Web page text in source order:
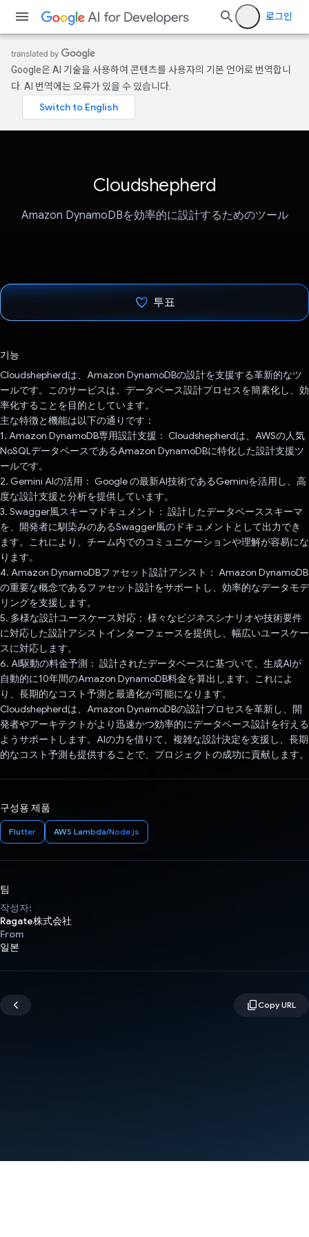
로그인
Google은 AI 기술을 사용하여 콘텐츠를 사용자의 기본 언어로 번역합니
다. AI 번역에는 오류가 있을 수 있습니다.
Cloudshepherd
Amazon DynamoDBを効率的に設計するためのツール
투표
기능
Cloudshepherdは、Amazon DynamoDBの設計を支援する革新的なツ
ールです。このサービスは、データベース設計プロセスを簡素化し、効
率化することを目的としています。
主な特徴と機能は以下の通りです：
1. Amazon DynamoDB専用設計支援： Cloudshepherdは、AWSの人気
NoSQLデータベースであるAmazon DynamoDBに特化した設計支援ツ
ールです。
2. Gemini AIの活用： Google の最新AI技術であるGeminiを活用し、高
度な設計支援と分析を提供しています。
3. Swagger風スキーマドキュメント： 設計したデータベーススキーマ
を、開発者に馴染みのあるSwagger風のドキュメントとして出力でき
ます。これにより、チーム内でのコミュニケーションや理解が容易にな
ります。
4. Amazon DynamoDBファセット設計アシスト： Amazon DynamoDB
の重要な概念であるファセット設計をサポートし、効率的なデータモデ
リングを支援します。
5. 多様な設計ユースケース対応： 様々なビジネスシナリオや技術要件
に対応した設計アシストインターフェースを提供し、幅広いユースケー
スに対応します。
6. AI駆動の料金予測： 設計されたデータベースに基づいて、生成AIが
自動的に10年間のAmazon DynamoDB料金を算出します。これによ
り、長期的なコスト予測と最適化が可能になります。
Cloudshepherdは、Amazon DynamoDBの設計プロセスを革新し、開
発者やアーキテクトがより迅速かつ効率的にデータベース設計を行える
ようサポートします。AIの力を借りて、複雑な設計決定を支援し、長期
的なコスト予測も提供することで、プロジェクトの成功に貢献します。
구성용 제품
Flutter AWS Lambda/Node.js
팀
작성자:
Ragate株式会社
From
일본